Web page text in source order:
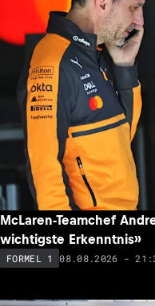
McLaren-Teamchef
wichtigste Erkenntnis»
FORMEL 1 08.08.2026 -